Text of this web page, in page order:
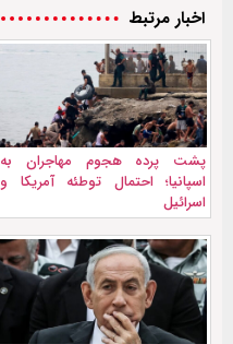
اخبار مرتبط
پشت پرده هجوم مهاجران به
اسپانیا؛ احتمال توطئه آمریکا و
اسرائیل